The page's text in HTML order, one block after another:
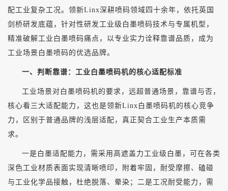
配工业复杂工况。领新Linx深耕喷码领域四十余年，依托英国
剑桥研发底蕴，针对性研发工业级白墨喷码技术与专属机型，
精准破解工业白墨喷码痛点，以专业实力诠释靠谱品质，成为
工业场景白墨喷码的优选品牌。
一、判断靠谱：工业白墨喷码机的核心适配标准
工业场景对白墨喷码机的要求，远超普通场景，靠谱与否，
核心看三大适配能力，这也是领新Linx白墨喷码机的核心竞争
力，区别于普通品牌的浅层适配，真正契合工业生产本质需
求。
一是白墨适配能力，需采用高遮盖力工业级白墨，可在各类
深色工业材质表面实现清晰喷印，附着牢固，耐受摩擦、磕碰
与工业化学品接触，杜绝脱落、晕染；二是工况耐受能力，需